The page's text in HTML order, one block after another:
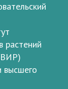
растений
высшего